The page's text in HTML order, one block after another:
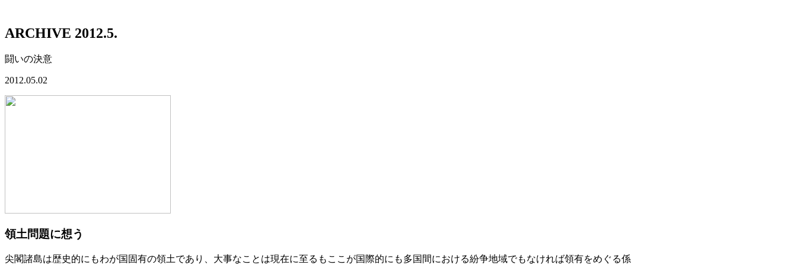
ARCHIVE 2012.5.
闘いの決意
2012.05.02
領土問題に想う
尖閣諸島は歴史的にもわが国固有の領土であり、大事なことは現在に至るもここが国際的にも多国間における紛争地域でもなければ領有をめぐる係